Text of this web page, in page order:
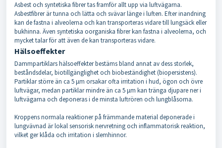
Asbest och syntetiska fibrer tas framför allt upp via luftvägarna.
Asbestfibrer är tunna och lätta och svävar länge i luften. Efter inandning
kan de fastna i alveolerna och kan transporteras vidare till lungsäck eller
bukhinna. Även syntetiska oorganiska fibrer kan fastna i alveolerna, och
mycket talar för att även de kan transporteras vidare.
Hälsoeffekter
Dammpartiklars hälsoeffekter bestäms bland annat av dess storlek,
beståndsdelar, biotillgänglighet och biobeständighet (biopersistens).
Partiklar större än ca 5 μm orsakar ofta irritation i hud, ögon och övre
luftvägar, medan partiklar mindre än ca 5 μm kan tränga djupare ner i
luftvägarna och deponeras i de minsta luftrören och lungblåsorna.
Kroppens normala reaktioner på främmande material deponerade i
lungvävnad är lokal sensorisk nervretning och inflammatorisk reaktion,
vilket ger klåda och irritation i slemhinnor.